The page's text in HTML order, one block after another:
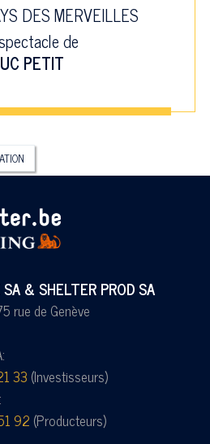
DES MERVEILLES
de
PETIT
& SHELTER PROD SA
rue de Genève
33 (Investisseurs)
92 (Producteurs)